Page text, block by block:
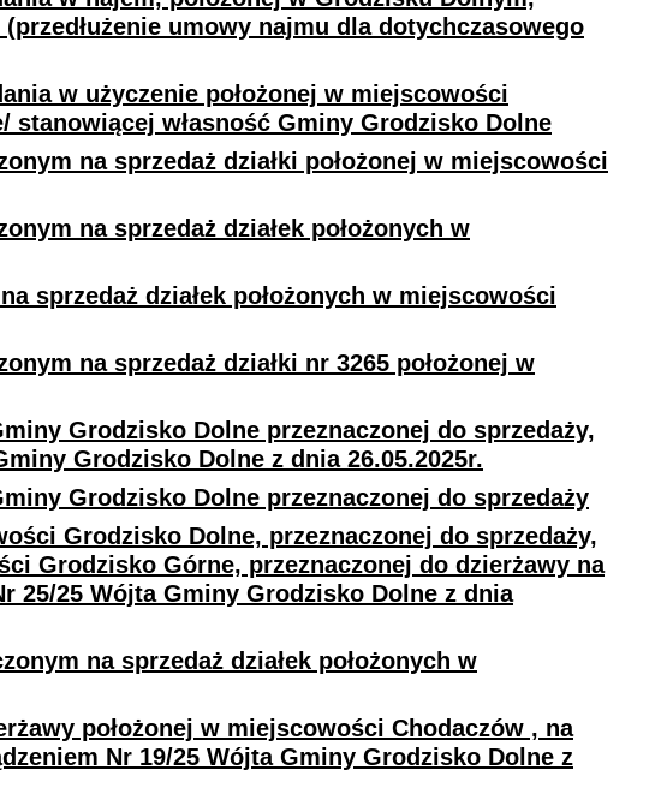
umowy najmu dla dotychczasowego
w użyczenie położonej w miejscowości
stanowiącej własność Gminy Grodzisko Dolne
na sprzedaż działki położonej w miejscowości
na sprzedaż działek położonych w
sprzedaż działek położonych w miejscowości
na sprzedaż działki nr 3265 położonej w
Grodzisko Dolne przeznaczonej do sprzedaży,
Grodzisko Dolne z dnia 26.05.2025r.
Grodzisko Dolne przeznaczonej do sprzedaży
Grodzisko Dolne, przeznaczonej do sprzedaży,
Grodzisko Górne, przeznaczonej do dzierżawy na
25/25 Wójta Gminy Grodzisko Dolne z dnia
na sprzedaż działek położonych w
położonej w miejscowości Chodaczów , na
Nr 19/25 Wójta Gminy Grodzisko Dolne z